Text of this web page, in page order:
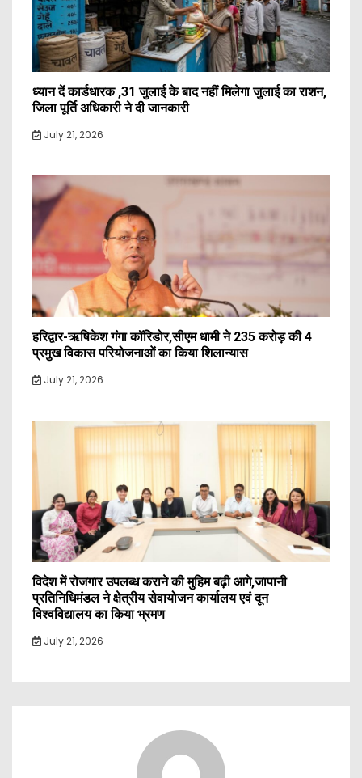
ध्यान दें कार्डधारक ,31 जुलाई के बाद नहीं मिलेगा जुलाई का राशन,
जिला पूर्ति अधिकारी ने दी जानकारी
July 21, 2026
हरिद्वार-ऋषिकेश गंगा कॉरिडोर,सीएम धामी ने 235 करोड़ की 4
प्रमुख विकास परियोजनाओं का किया शिलान्यास
July 21, 2026
विदेश में रोजगार उपलब्ध कराने की मुहिम बढ़ी आगे,जापानी
प्रतिनिधिमंडल ने क्षेत्रीय सेवायोजन कार्यालय एवं दून
विश्वविद्यालय का किया भ्रमण
July 21, 2026